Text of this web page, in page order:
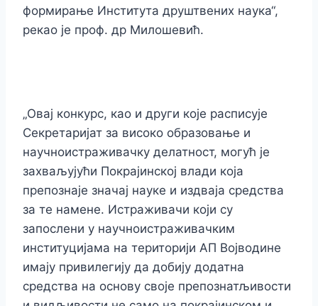
формирање Института друштвених наука“,
рекао је проф. др Милошевић.
„Овај конкурс, као и други које расписује
Секретаријат за високо образовање и
научноистраживачку делатност, могућ је
захваљујући Покрајинској влади која
препознаје значај науке и издваја средства
за те намене. Истраживачи који су
запослени у научноистраживачким
институцијама на територији АП Војводине
имају привилегију да добију додатна
средства на основу своје препознатљивости